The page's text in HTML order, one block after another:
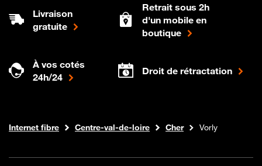
Livraison
gratuite
Retrait sous 2h
d'un mobile en
boutique
À vos cotés
24h/24
Droit de rétractation
Boutique Orange
Internet fibre Centre-val-de-loire Cher Vorly